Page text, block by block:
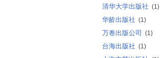
清华大学出版社 (1)
华龄出版社 (1)
万卷出版公司 (1)
台海出版社 (1)